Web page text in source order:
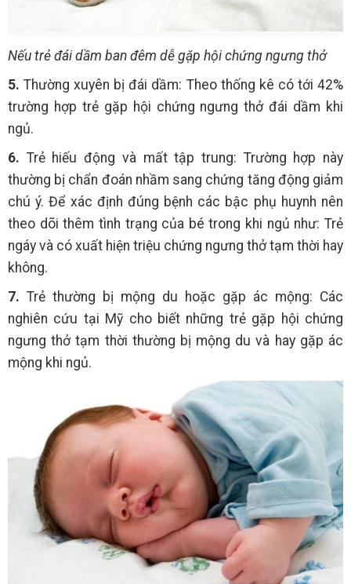
Nếu trẻ đái dầm ban đêm dễ gặp hội chứng ngưng thở
5. Thường xuyên bị đái dầm: Theo thống kê có tới 42%
trường hợp trẻ gặp hội chứng ngưng thở đái dầm khi
ngủ.
6. Trẻ hiếu động và mất tập trung: Trường hợp này
thường bị chẩn đoán nhầm sang chứng tăng động giảm
chú ý. Để xác định đúng bệnh các bậc phụ huynh nên
theo dõi thêm tình trạng của bé trong khi ngủ như: Trẻ
ngáy và có xuất hiện triệu chứng ngưng thở tạm thời hay
không.
7. Trẻ thường bị mộng du hoặc gặp ác mộng: Các
nghiên cứu tại Mỹ cho biết những trẻ gặp hội chứng
ngưng thở tạm thời thường bị mộng du và hay gặp ác
mộng khi ngủ.